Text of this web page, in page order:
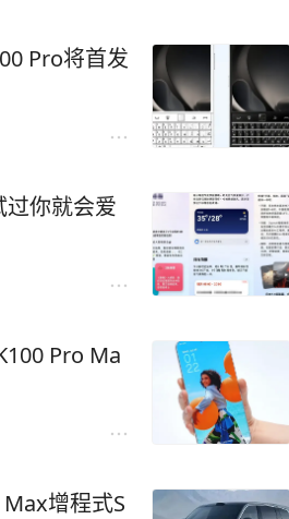
Pro将首发
过你就会爱
Pro Ma
增程式S